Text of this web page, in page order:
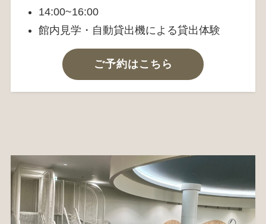
14:00~16:00
館内見学・自動貸出機による貸出体験
ご予約はこちら